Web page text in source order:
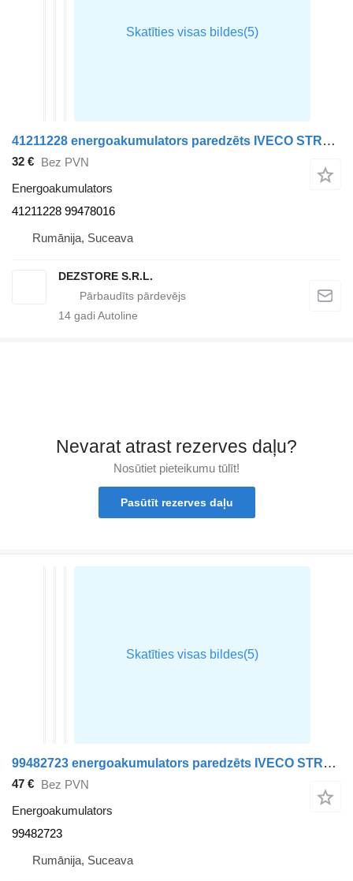
41211228 energoakumulators paredzēts IVECO STRALIS vilcēja
32 € Bez PVN
Energoakumulators
41211228 99478016
Rumānija, Suceava
DEZSTORE S.R.L.
14 gadi Autoline
Nevarat atrast rezerves daļu?
Nosūtiet pieteikumu tūlīt!
Pasūtīt rezerves daļu
99482723 energoakumulators paredzēts IVECO STRALIS vilcēja
47 € Bez PVN
Energoakumulators
99482723
Rumānija, Suceava